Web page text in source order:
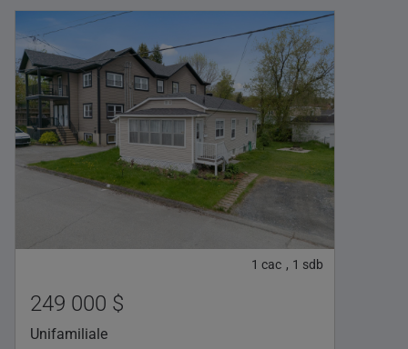
1 cac , 1 sdb
249 000 $
Unifamiliale